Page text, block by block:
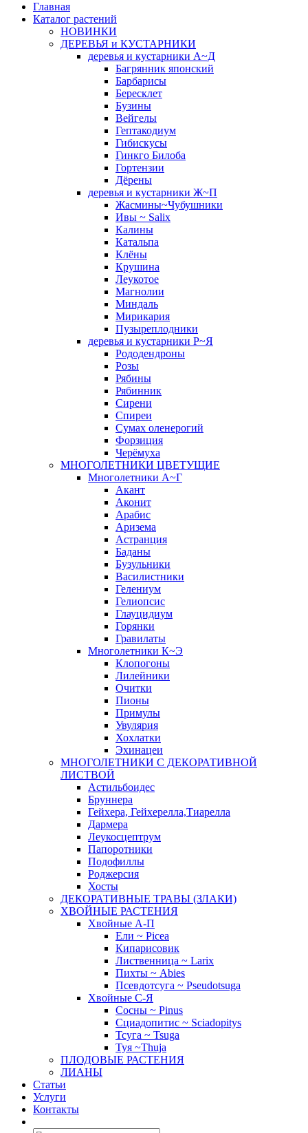
Главная
Каталог растений
НОВИНКИ
ДЕРЕВЬЯ и КУСТАРНИКИ
деревья и кустарники А~Д
Багрянник японский
Барбарисы
Бересклет
Бузины
Вейгелы
Гептакодиум
Гибискусы
Гинкго Билоба
Гортензии
Дёрены
деревья и кустарники Ж~П
Жасмины~Чубушники
Ивы ~ Salix
Калины
Катальпа
Клёны
Крушина
Леукотое
Магнолии
Миндаль
Мирикария
Пузыреплодники
деревья и кустарники Р~Я
Рододендроны
Розы
Рябины
Рябинник
Сирени
Спиреи
Сумах оленерогий
Форзиция
Черёмуха
МНОГОЛЕТНИКИ ЦВЕТУЩИЕ
Многолетники А~Г
Акант
Аконит
Арабис
Аризема
Астранция
Баданы
Бузульники
Василистники
Гелениум
Гелиопсис
Глауцидиум
Горянки
Гравилаты
Многолетники К~Э
Клопогоны
Лилейники
Очитки
Пионы
Примулы
Увулярия
Хохлатки
Эхинацеи
МНОГОЛЕТНИКИ С ДЕКОРАТИВНОЙ
ЛИСТВОЙ
Астильбоидес
Бруннера
Гейхера, Гейхерелла,Тиарелла
Дармера
Леукосцептрум
Папоротники
Подофиллы
Роджерсия
Хосты
ДЕКОРАТИВНЫЕ ТРАВЫ (ЗЛАКИ)
ХВОЙНЫЕ РАСТЕНИЯ
Хвойные А-П
Ели ~ Picea
Кипарисовик
Лиственница ~ Larix
Пихты ~ Abies
Псевдотсуга ~ Pseudotsuga
Хвойные С-Я
Сосны ~ Pinus
Сциадопитис ~ Sciadopitys
Тсуга ~ Tsuga
Туя ~Thuja
ПЛОДОВЫЕ РАСТЕНИЯ
ЛИАНЫ
Статьи
Услуги
Контакты